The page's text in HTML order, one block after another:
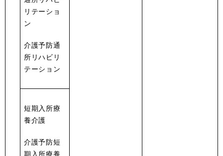
リテーショ
ン
介護予防通
所リハビリ
テーション
短期入所療
養介護
介護予防短
期入所療養